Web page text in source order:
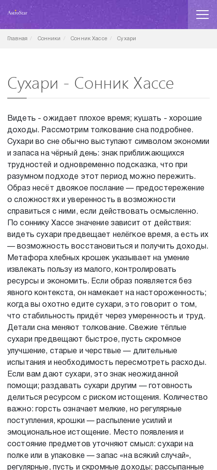
Главная Сонники Сонник Хассе Сухари
Сухари - Сонник Хассе
Видеть - ожидает плохое время; кушать - хорошие
доходы. Рассмотрим толкование сна подробнее.
Сухари во сне обычно выступают символом экономии
и запаса на чёрный день: знак приближающихся
трудностей и одновременно подсказка, что при
разумном подходе этот период можно пережить.
Образ несёт двоякое послание — предостережение
о сложностях и уверенность в возможности
справиться с ними, если действовать осмысленно.
По соннику Хассе значение зависит от действия:
видеть сухари предвещает нелёгкое время, а есть их
— возможность восстановиться и получить доходы.
Метафора хлебных крошек указывает на умение
извлекать пользу из малого, контролировать
ресурсы и экономить. Если образ появляется без
явного контекста, он намекает на настороженность;
когда вы охотно едите сухари, это говорит о том,
что стабильность придёт через умеренность и труд.
Детали сна меняют толкование. Свежие тёплые
сухари предвещают быстрое, пусть скромное
улучшение, старые и черствые — длительные
испытания и необходимость пересмотреть расходы.
Если вам дают сухари, это знак неожиданной
помощи; раздавать сухари другим — готовность
делиться ресурсом с риском истощения. Количество
важно: горсть означает мелкие, но регулярные
поступления, крошки — распыление усилий и
эмоциональное истощение. Место появления и
состояние предметов уточняют смысл: сухари на
полке или в упаковке — запас «на всякий случай»,
регулярные, пусть и скромные доходы; рассыпанные